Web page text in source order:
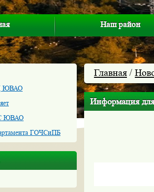
Наш район
ЮВАО
ЮВАО
ГОЧСиПБ
Главная /
Информация